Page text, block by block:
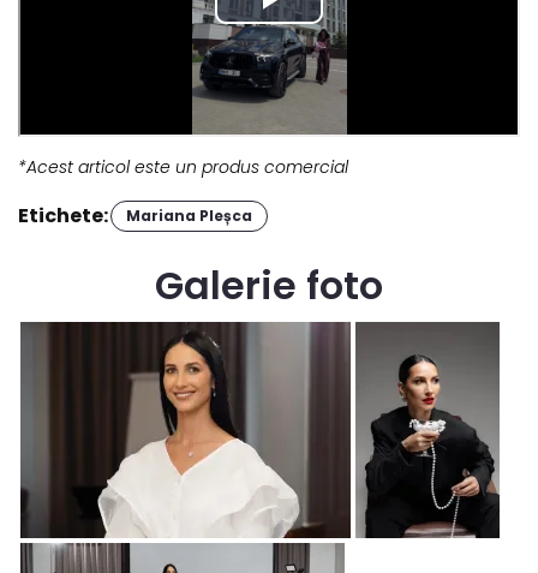
*Acest articol este un produs comercial
Etichete: Mariana Pleșca
Galerie foto